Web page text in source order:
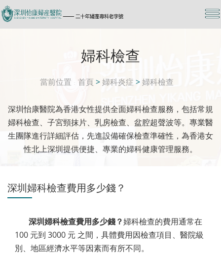
婦科檢查
當前位置 首頁 >婦科炎症 >婦科檢查
深圳怡康醫院為香港女性提供全面婦科檢查服務，包括常規
婦科檢查、子宮頸抹片、乳房檢查、盆腔超聲波等。專業醫
生團隊進行詳細評估，先進設備確保檢查準確性，為香港女
性北上深圳提供便捷、專業的婦科健康管理服務。
深圳婦科檢查費用多少錢？
深圳婦科檢查費用多少錢？婦科檢查的費用通常在
100 元到 3000 元 之間，具體費用因檢查項目、醫院級
別、地區經濟水平等因素而有所不同。